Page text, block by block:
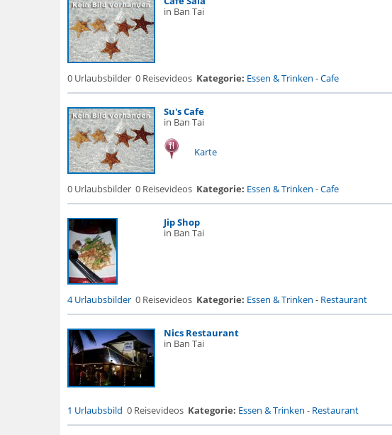
in Ban Tai
0 Urlaubsbilder 0 Reisevideos Kategorie: Essen & Trinken -Cafe
Su's Cafe
in Ban Tai
Karte
0 Urlaubsbilder 0 Reisevideos Kategorie: Essen & Trinken -Cafe
Jip Shop
in Ban Tai
4 Urlaubsbilder 0 Reisevideos Kategorie: Essen & Trinken - Restaurant
Nics Restaurant
in Ban Tai
1 Urlaubsbild 0 Reisevideos Kategorie: Essen & Trinken - Restaurant